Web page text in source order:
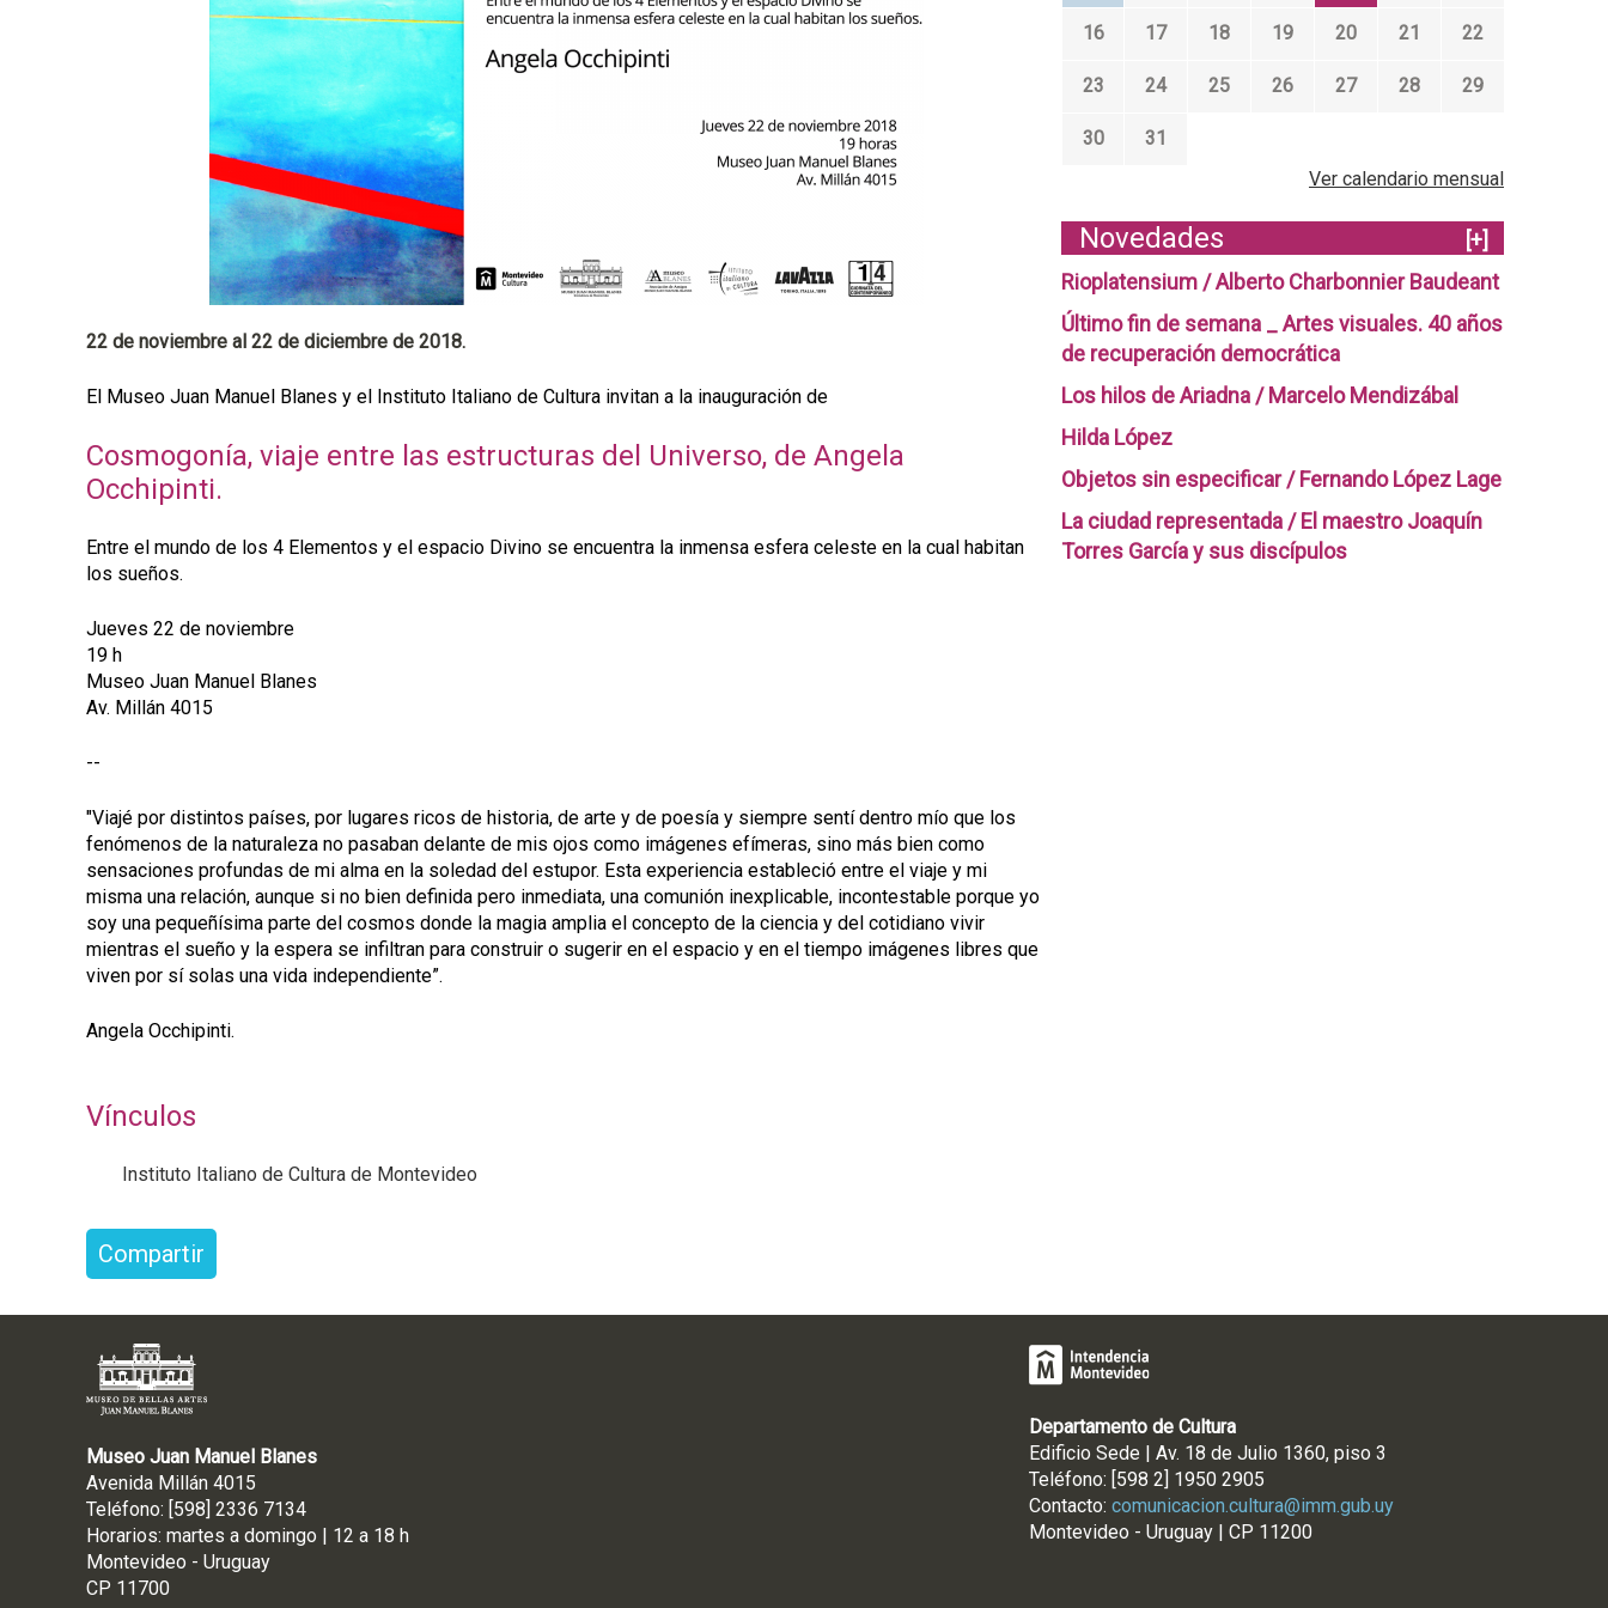
22 de noviembre al 22 de diciembre de 2018.
El Museo Juan Manuel Blanes y el Instituto Italiano de Cultura invitan a la inauguración de
Cosmogonía, viaje entre las estructuras del Universo, de Angela
Occhipinti.
Entre el mundo de los 4 Elementos y el espacio Divino se encuentra la inmensa esfera celeste en la cual habitan
los sueños.
Jueves 22 de noviembre
19 h
Museo Juan Manuel Blanes
Av. Millán 4015
--
"Viajé por distintos países, por lugares ricos de historia, de arte y de poesía y siempre sentí dentro mío que los
fenómenos de la naturaleza no pasaban delante de mis ojos como imágenes efímeras, sino más bien como
sensaciones profundas de mi alma en la soledad del estupor. Esta experiencia estableció entre el viaje y mi
misma una relación, aunque si no bien definida pero inmediata, una comunión inexplicable, incontestable porque yo
soy una pequeñísima parte del cosmos donde la magia amplia el concepto de la ciencia y del cotidiano vivir
mientras el sueño y la espera se infiltran para construir o sugerir en el espacio y en el tiempo imágenes libres que
viven por sí solas una vida independiente”.
Angela Occhipinti.
Vínculos
Instituto Italiano de Cultura de Montevideo
Compartir
16 17 18 19 20 21 22
23 24 25 26 27 28 29
30
31
Ver calendario mensual
Novedades
[+]
Rioplatensium / Alberto Charbonnier Baudeant
Último fin de semana _ Artes visuales. 40 años
de recuperación democrática
Los hilos de Ariadna / Marcelo Mendizábal
Hilda López
Objetos sin especificar / Fernando López Lage
La ciudad representada / El maestro Joaquín
Torres García y sus discípulos
Museo Juan Manuel Blanes
Avenida Millán 4015
Teléfono: [598] 2336 7134
Horarios: martes a domingo | 12 a 18 h
Montevideo - Uruguay
CP 11700
Departamento de Cultura
Edificio Sede | Av. 18 de Julio 1360, piso 3
Teléfono: [598 2] 1950 2905
Contacto: comunicacion.cultura@imm.gub.uy
Montevideo - Uruguay | CP 11200